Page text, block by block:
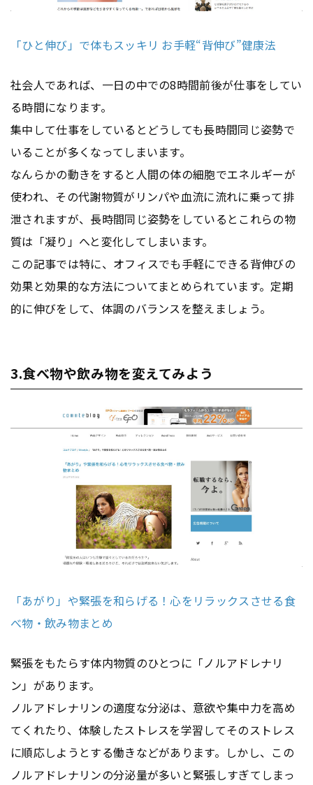
「ひと伸び」で体もスッキリ お手軽“背伸び”健康法
社会人であれば、一日の中での8時間前後が仕事をしてい
る時間になります。
集中して仕事をしているとどうしても長時間同じ姿勢で
いることが多くなってしまいます。
なんらかの動きをすると人間の体の細胞でエネルギーが
使われ、その代謝物質がリンパや血流に流れに乗って排
泄されますが、長時間同じ姿勢をしているとこれらの物
質は「凝り」へと変化してしまいます。
この記事では特に、オフィスでも手軽にできる背伸びの
効果と効果的な方法についてまとめられています。定期
的に伸びをして、体調のバランスを整えましょう。
3.食べ物や飲み物を変えてみよう
「あがり」や緊張を和らげる！心をリラックスさせる食
べ物・飲み物まとめ
緊張をもたらす体内物質のひとつに「ノルアドレナリ
ン」があります。
ノルアドレナリンの適度な分泌は、意欲や集中力を高め
てくれたり、体験したストレスを学習してそのストレス
に順応しようとする働きなどがあります。しかし、この
ノルアドレナリンの分泌量が多いと緊張しすぎてしまっ